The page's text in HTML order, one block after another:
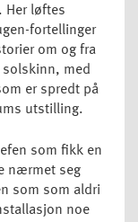
Her løftes
fortellinger
om og fra
solskinn, med
er spredt på
utstilling.
som fikk en
nærmet seg
som som aldri
noe